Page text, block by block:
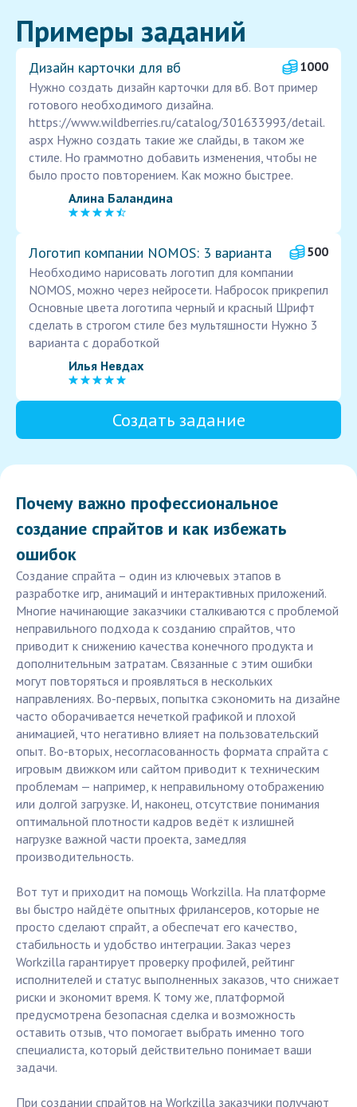
Примеры заданий
Дизайн карточки для вб
1000
Нужно создать дизайн карточки для вб. Вот пример
готового необходимого дизайна.
https://www.wildberries.ru/catalog/301633993/detail.
aspx Нужно создать такие же слайды, в таком же
стиле. Но граммотно добавить изменения, чтобы не
было просто повторением. Как можно быстрее.
Алина Баландина
Логотип компании NOMOS: 3 варианта
500
Необходимо нарисовать логотип для компании
NOMOS, можно через нейросети. Набросок прикрепил
Основные цвета логотипа черный и красный Шрифт
сделать в строгом стиле без мультяшности Нужно 3
варианта с доработкой
Илья Невдах
Создать задание
Почему важно профессиональное
создание спрайтов и как избежать
ошибок
Создание спрайта – один из ключевых этапов в
разработке игр, анимаций и интерактивных приложений.
Многие начинающие заказчики сталкиваются с проблемой
неправильного подхода к созданию спрайтов, что
приводит к снижению качества конечного продукта и
дополнительным затратам. Связанные с этим ошибки
могут повторяться и проявляться в нескольких
направлениях. Во-первых, попытка сэкономить на дизайне
часто оборачивается нечеткой графикой и плохой
анимацией, что негативно влияет на пользовательский
опыт. Во-вторых, несогласованность формата спрайта с
игровым движком или сайтом приводит к техническим
проблемам — например, к неправильному отображению
или долгой загрузке. И, наконец, отсутствие понимания
оптимальной плотности кадров ведёт к излишней
нагрузке важной части проекта, замедляя
производительность.
Вот тут и приходит на помощь Workzilla. На платформе
вы быстро найдёте опытных фрилансеров, которые не
просто сделают спрайт, а обеспечат его качество,
стабильность и удобство интеграции. Заказ через
Workzilla гарантирует проверку профилей, рейтинг
исполнителей и статус выполненных заказов, что снижает
риски и экономит время. К тому же, платформой
предусмотрена безопасная сделка и возможность
оставить отзыв, что помогает выбрать именно того
специалиста, который действительно понимает ваши
задачи.
При создании спрайтов на Workzilla заказчики получают